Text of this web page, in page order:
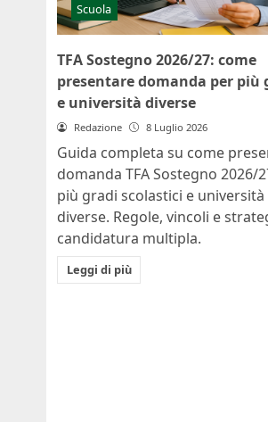
Scuola
TFA Sostegno 2026/27: come
presentare domanda per più
e università diverse
Redazione 8 Luglio 2026
Guida completa su come
domanda TFA Sostegno 2026/
più gradi scolastici e università
diverse. Regole, vincoli e
candidatura multipla.
Leggi di più